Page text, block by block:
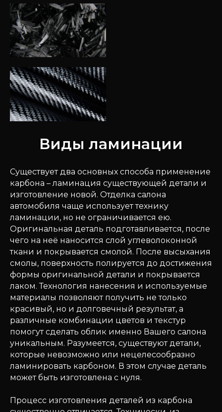
Виды ламинации
Существует два основных способа применение
карбона – ламинация существующей детали и
изготовление новой. Отделка салона
автомобиля чаще использует технику
ламинации, но не ограничивается ею.
Оригинальная деталь подготавливается, после
чего на неё наносится слой углеволоконной
ткани и покрывается смолой. После высыхания
смолы, поверхность полируется до достижения
формы оригинальной детали и покрывается
лаком. Технология нанесения и используемые
материалы позволяют получить не только
красивый, но и долговечный результат, а
различные комбинации цветов и текстур
помогут сделать облик именно Вашего салона
уникальным. Разумеется, существуют детали,
которые невозможно или нецелесообразно
ламинировать карбоном. В этом случае деталь
может быть изготовлена с нуля.
Процесс изготовления деталей из карбона